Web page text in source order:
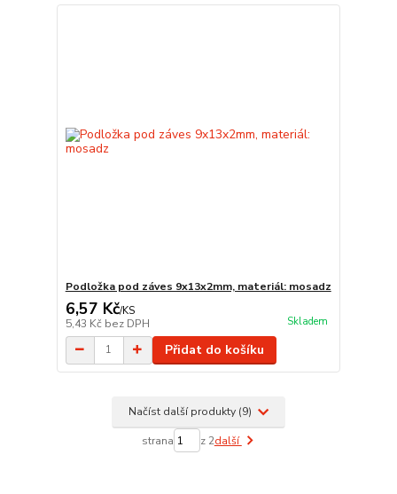
Podložka pod záves 9x13x2mm, materiál: mosadz
6,57 Kč/KS
5,43 Kč bez DPH Skladem
Přidat do košíku
Načíst další produkty (9)
strana z 2další